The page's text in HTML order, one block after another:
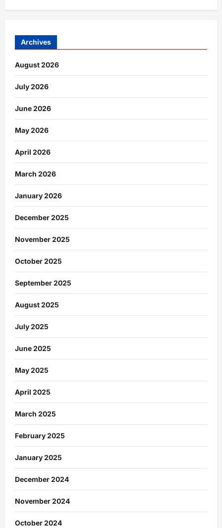
Archives
August 2026
July 2026
June 2026
May 2026
April 2026
March 2026
January 2026
December 2025
November 2025
October 2025
September 2025
August 2025
July 2025
June 2025
May 2025
April 2025
March 2025
February 2025
January 2025
December 2024
November 2024
October 2024